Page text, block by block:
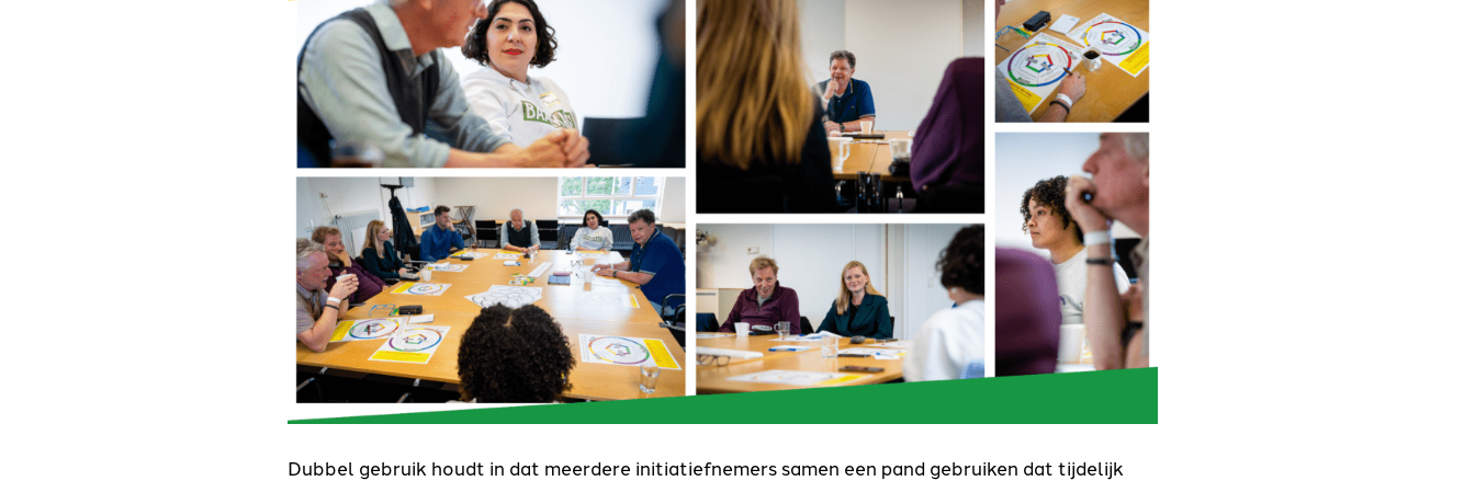
Dubbel gebruik houdt in dat meerdere initiatiefnemers samen een pand gebruiken dat tijdelijk